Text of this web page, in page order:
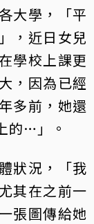
大學，「平
，近日女兒
學校上課更
，因為已經
多前，她還
的…」。
狀況，「我
其在之前一
張圖傳給她